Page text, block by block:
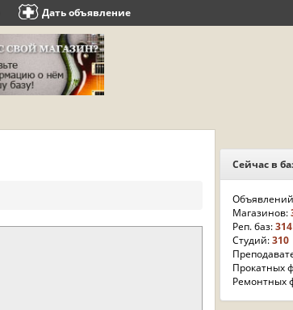
Дать объявление
Сейчас в
Магазинов:
Реп. баз:314
Студий:310
Прокатных
Ремонтных